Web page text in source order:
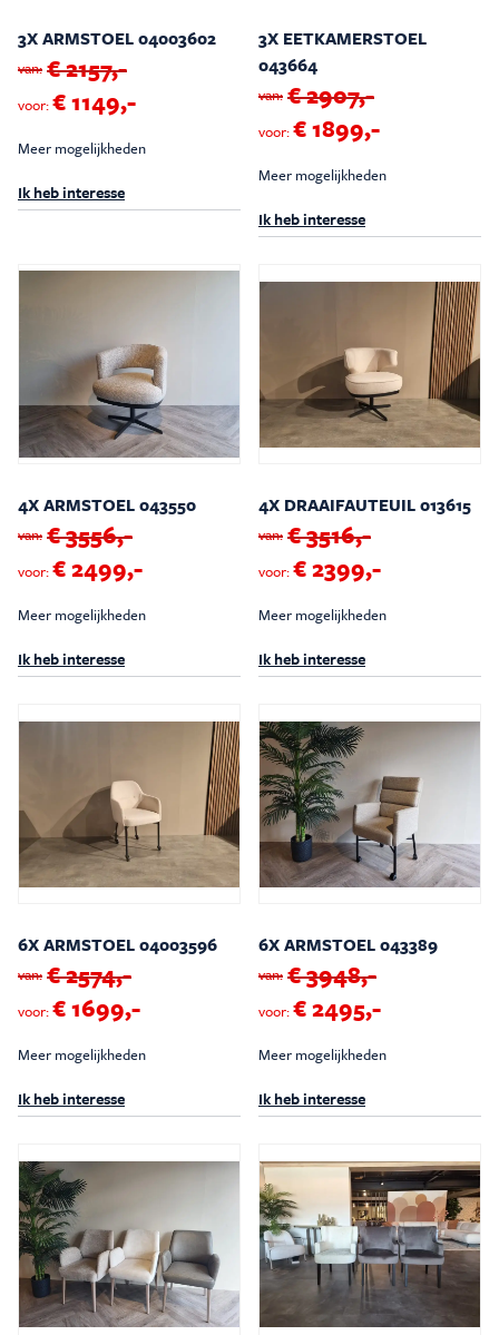
3X ARMSTOEL 04003602
voor:€ 1149,-
van: € 2157,-
Meer mogelijkheden
Ik heb interesse
3X EETKAMERSTOEL
043664
voor:€ 1899,-
van: € 2907,-
Meer mogelijkheden
Ik heb interesse
4X ARMSTOEL 043550
voor:€ 2499,-
van: € 3556,-
Meer mogelijkheden
Ik heb interesse
4X DRAAIFAUTEUIL 013615
voor:€ 2399,-
van: € 3516,-
Meer mogelijkheden
Ik heb interesse
6X ARMSTOEL 04003596
voor:€ 1699,-
van: € 2574,-
Meer mogelijkheden
Ik heb interesse
6X ARMSTOEL 043389
voor:€ 2495,-
van: € 3948,-
Meer mogelijkheden
Ik heb interesse